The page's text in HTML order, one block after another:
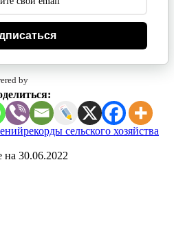
by
рекорды сельского хозяйства
на 30.06.2022